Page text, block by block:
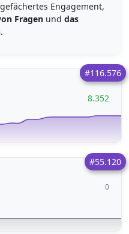
Engagement,
Fragen und das
.
#116.576
8.352
#55.120
0